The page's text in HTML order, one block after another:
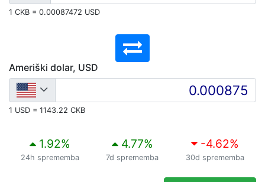
1 CKB = 0.00087472 USD
Ameriški dolar, USD
1 USD = 1143.22 CKB
1.92%
24h sprememba
4.77%
7d sprememba
-4.62%
30d sprememba